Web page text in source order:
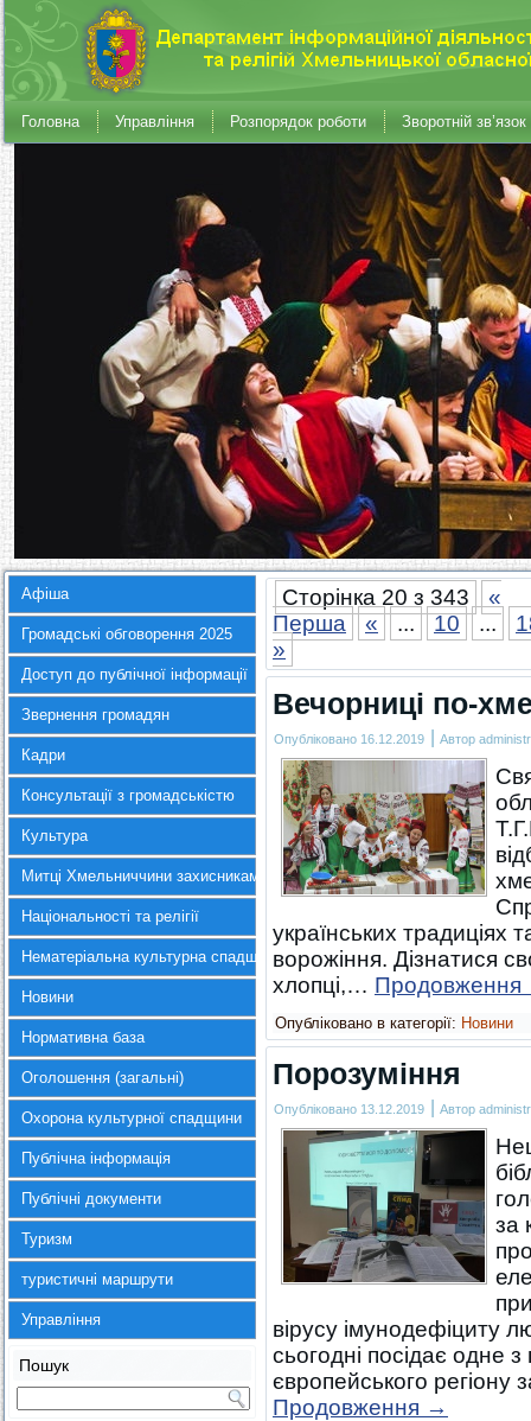
Головна Управління Розпорядок роботи Зворотній зв’язок
Афіша
Громадські обговорення 2025
Доступ до публічної інформації
Звернення громадян
Кадри
Консультації з громадськістю
Культура
Митці Хмельниччини захисникам України
Національності та релігії
Нематеріальна культурна спадщина
Новини
Нормативна база
Оголошення (загальні)
Охорона культурної спадщини
Публічна інформація
Публічні документи
Туризм
туристичні маршрути
Управління
Пошук
Сторінка 20 з 343
«
Перша
« ... 10 ...
»
Вечорниці по-
Опубліковано 16.12.2019 | Автор
українських традиціях
ворожіння. Дізнатися
хлопці,… Продовження
Опубліковано в категорії: Новини
Порозуміння
Опубліковано 13.12.2019 | Автор
за
вірусу імунодефіциту
сьогодні посідає одне
європейського регіону
Продовження →